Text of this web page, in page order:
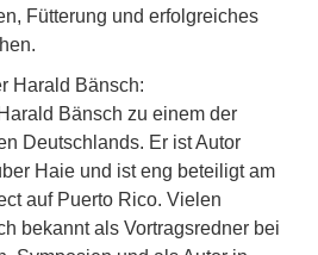
Fütterung und erfolgreiches
Harald Bänsch:
Bänsch zu einem der
Deutschlands. Er ist Autor
Haie und ist eng beteiligt am
auf Puerto Rico. Vielen
bekannt als Vortragsredner bei